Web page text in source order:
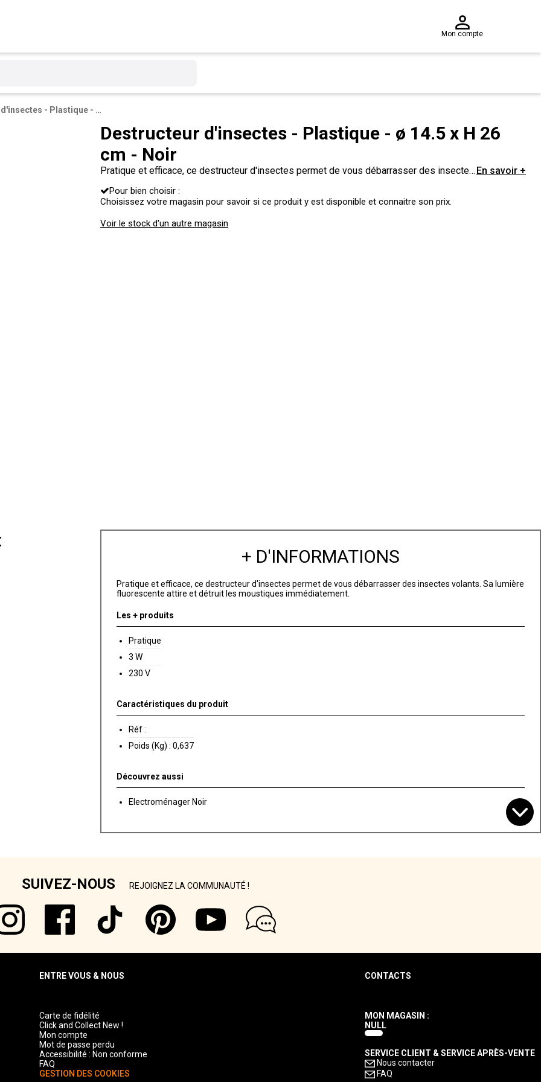
Mon compte
Destructeur d'insectes - Plastique - ø 14.5 x H 26 cm - Noir
Destructeur d'insectes - Plastique - ø 14.5 x H 26
cm - Noir
Pratique et efficace, ce destructeur d'insectes permet de vous débarrasser des insectes En savoir +
Pour bien choisir :
Choisissez votre magasin pour savoir si ce produit y est disponible et connaitre son prix.
Voir le stock d'un autre magasin
+ D'INFORMATIONS
Pratique et efficace, ce destructeur d'insectes permet de vous débarrasser des insectes volants. Sa lumière
fluorescente attire et détruit les moustiques immédiatement.
Les + produits
Pratique
3 W
230 V
Caractéristiques du produit
Réf :
Poids (Kg) : 0,637
Découvrez aussi
Electroménager Noir
SUIVEZ-NOUS REJOIGNEZ LA COMMUNAUTÉ !
ENTRE VOUS & NOUS
Carte de fidélité
Click and Collect New !
Mon compte
Mot de passe perdu
Accessibilité : Non conforme
FAQ
GESTION DES COOKIES
CONTACTS
MON MAGASIN :
NULL
SERVICE CLIENT & SERVICE APRÈS-VENTE
Nous contacter
FAQ